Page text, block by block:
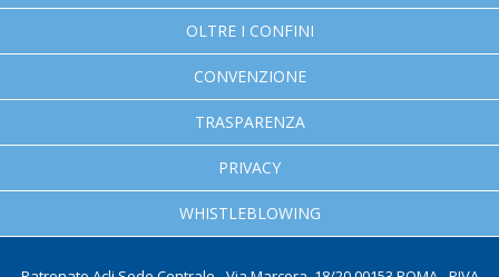
OLTRE I CONFINI
CONVENZIONE
TRASPARENZA
PRIVACY
WHISTLEBLOWING